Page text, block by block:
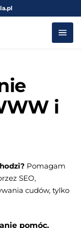
i
Pomagam
SEO,
cudów, tylko
pomóc.